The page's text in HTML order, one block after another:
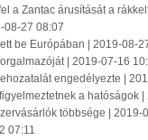
a Zantac árusítását a
08-27 08:07
be Európában | 2019-08-
| 2019-07-16
engedélyezte |
a hatóságok
többsége | 2019-
07:11